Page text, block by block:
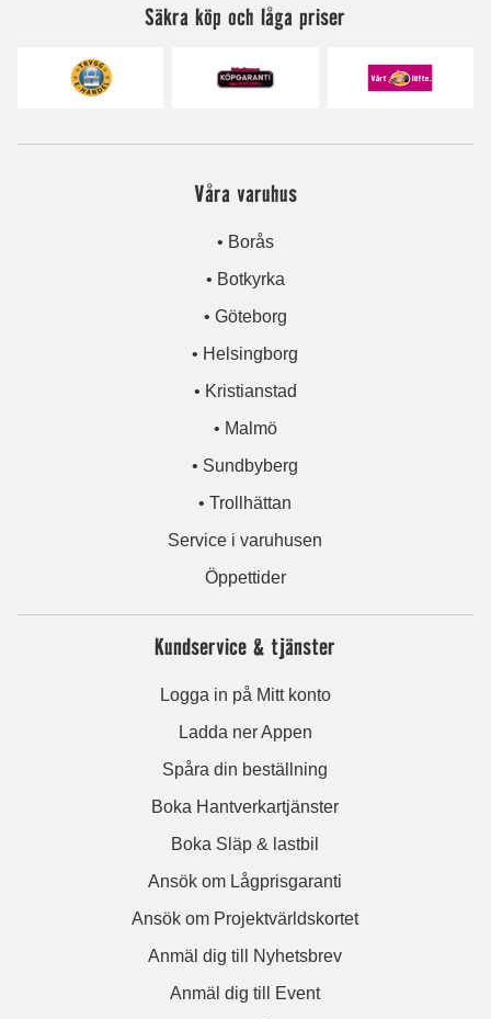
Säkra köp och låga priser
Våra varuhus
• Borås
• Botkyrka
• Göteborg
• Helsingborg
• Kristianstad
• Malmö
• Sundbyberg
• Trollhättan
Service i varuhusen
Öppettider
Kundservice & tjänster
Logga in på Mitt konto
Ladda ner Appen
Spåra din beställning
Boka Hantverkartjänster
Boka Släp & lastbil
Ansök om Lågprisgaranti
Ansök om Projektvärldskortet
Anmäl dig till Nyhetsbrev
Anmäl dig till Event